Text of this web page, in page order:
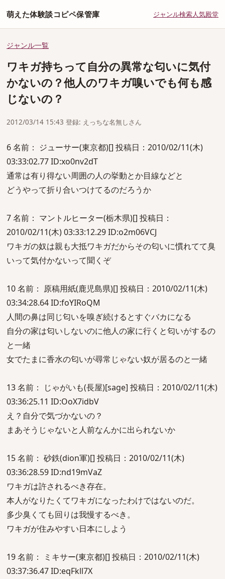
萌えた体験談コピペ保管庫 ジャンル検索人気殿堂
ジャンル一覧
ワキガ持ちって自分の異常な匂いに気付
かないの？他人のワキガ嗅いでも何も感
じないの？
2012/03/14 15:43 登録: えっちな名無しさん
6 名前： ジューサー(東京都)[] 投稿日：2010/02/11(木)
03:33:02.77 ID:xo0nv2dT
通常は有り得ない周囲の人の挙動とか目線などと
どうやって折り合いつけてるのだろうか
7 名前： マントルヒーター(栃木県)[] 投稿日：
2010/02/11(木) 03:33:12.29 ID:o2m06VCJ
ワキガの奴は親も大抵ワキガだからその匂いに慣れてて臭
いって気付かないって聞くぞ
10 名前： 原稿用紙(鹿児島県)[] 投稿日：2010/02/11(木)
03:34:28.64 ID:foYIRoQM
人間の鼻は同じ匂いを嗅ぎ続けるとすぐバカになる
自分の家は匂いしないのに他人の家に行くと匂いがするの
と一緒
女でたまに香水の匂いが尋常じゃない奴が居るのと一緒
13 名前： じゃがいも(長屋)[sage] 投稿日：2010/02/11(木)
03:36:25.11 ID:OoX7idbV
え？自分で気づかないの？
まあそうじゃないと人前なんかに出られないか
15 名前： 砂鉄(dion軍)[] 投稿日：2010/02/11(木)
03:36:28.59 ID:nd19mVaZ
ワキガは許されるべき存在。
本人がなりたくてワキガになったわけではないのだ。
多少臭くても回りは我慢するべき。
ワキガが住みやすい日本にしよう
19 名前： ミキサー(東京都)[] 投稿日：2010/02/11(木)
03:37:36.47 ID:eqFkll7X